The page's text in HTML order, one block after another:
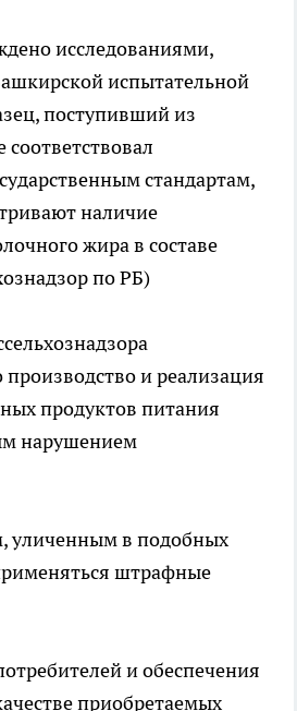
исследованиями,
испытательной
поступивший из
стандартам,
наличие
жира в составе
по РБ)
и реализация
продуктов питания
нарушением
уличенным в подобных
штрафные
и обеспечения
приобретаемых